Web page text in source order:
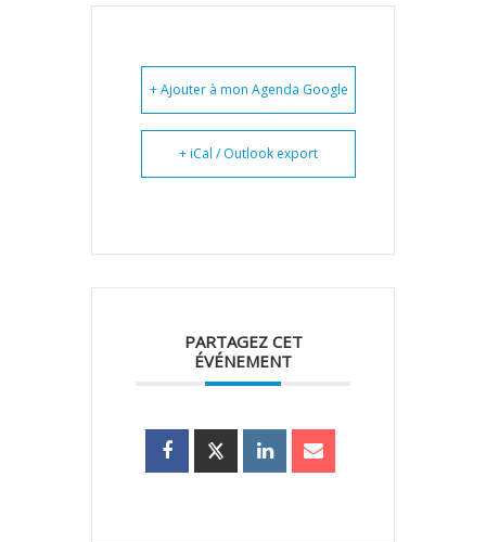
+ Ajouter à mon Agenda Google
+ iCal / Outlook export
PARTAGEZ CET
ÉVÉNEMENT